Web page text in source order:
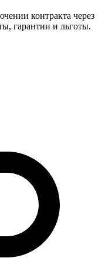
контракта через
гарантии и льготы.